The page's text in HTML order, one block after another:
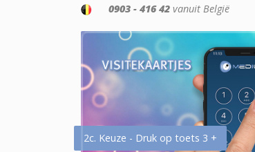
0903 - 416 42 vanuit België
2c. Keuze - Druk op toets 3 +